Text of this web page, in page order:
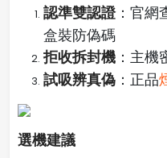
認準雙認證：官網
盒裝防偽碼
拒收拆封機 ：主機
試吸辨真偽 ：正品
選機建議